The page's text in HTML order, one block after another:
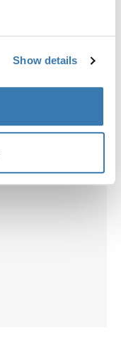
Show details